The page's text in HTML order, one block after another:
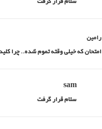
رامین
امتحان که خیلی وقته تموم شده.. چرا
sam
سلام قرار گرفت